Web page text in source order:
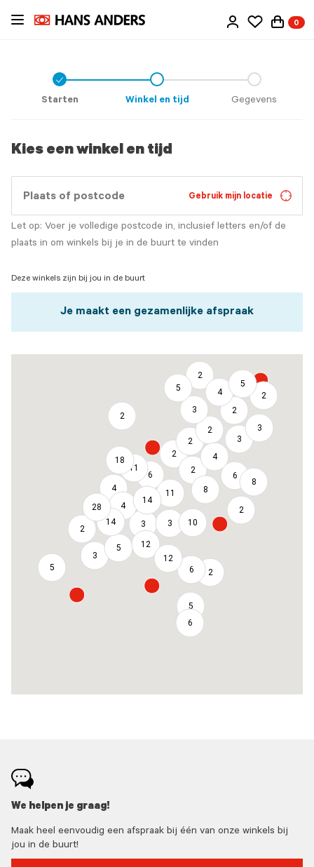
Ga
0
Check
Starten Winkel en tijd Gegevens
Kies een winkel en tijd
Gebruik mijn locatie
Let op: Voer je volledige postcode in, inclusief letters en/of de
plaats in om winkels bij je in de buurt te vinden
Deze winkels zijn bij jou in de buurt
Je maakt een gezamenlijke afspraak
5
2
28
18
2
4
11
14
5
3
4
5
6
14
2
3
2
3
2
4
12
11
2
2
3
5
12
4
2
8
10
3
2
6
6
3
8
2
5
6
2
We helpen je graag!
Maak heel eenvoudig een afspraak bij één van onze winkels bij
jou in de buurt!